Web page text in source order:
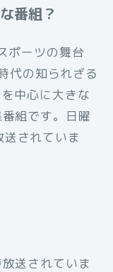
番組？
ポーツの舞台
代の知られざる
中心に大きな
組です。日曜
されていま
送されていま